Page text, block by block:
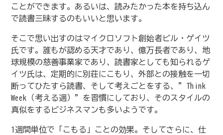
ことができます。あるいは、読みたかった本を持ち込ん
で読書三昧するのもいいと思います。
そこで思い出すのはマイクロソフト創始者ビル・ゲイツ
氏です。誰もが認める天才であり、億万長者であり、地
球規模の慈善事業家であり、読書家としても知られるゲ
イツ氏は、定期的に別荘にこもり、外部との接触を一切
断ってひたすら読書、そして考えごとをする、”Think
Week（考える週）”を習慣にしており、そのスタイルの
真似をするビジネスマンも多いようです。
1週間単位で「こもる」ことの効果。そしてさらに、仕